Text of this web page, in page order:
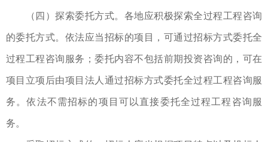
（四）探索委托方式。各地应积极探索全过程工程咨询
的委托方式。依法应当招标的项目，可通过招标方式委托全
过程工程咨询服务；委托内容不包括前期投资咨询的，可在
项目立项后由项目法人通过招标方式委托全过程工程咨询服
务。依法不需招标的项目可以直接委托全过程工程咨询服
务。